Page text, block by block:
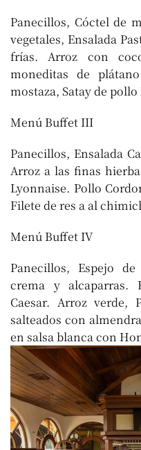
Panecillos, Cóctel de
vegetales, Ensalada
frías. Arroz con
moneditas de
mostaza, Satay de
Menú Buffet III
Panecillos, Ensalada
Arroz a las finas
Lyonnaise. Pollo
Filete de res a al
Menú Buffet IV
Panecillos, Espejo
crema y alcaparras.
Caesar. Arroz verde,
salteados con
en salsa blanca con